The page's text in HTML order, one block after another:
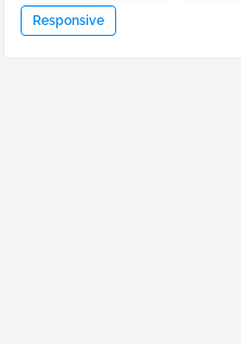
Responsive